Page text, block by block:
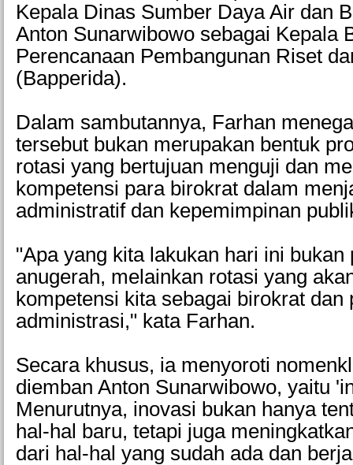
Kepala Dinas Sumber Daya Air dan
Anton Sunarwibowo sebagai Kepala
Perencanaan Pembangunan Riset
(Bapperida).
Dalam sambutannya, Farhan
tersebut bukan merupakan bentuk
rotasi yang bertujuan menguji dan
kompetensi para birokrat dalam
administratif dan kepemimpinan
"Apa yang kita lakukan hari ini bukan
anugerah, melainkan rotasi yang
kompetensi kita sebagai birokrat dan
administrasi," kata Farhan.
Secara khusus, ia menyoroti
diemban Anton Sunarwibowo, yaitu
Menurutnya, inovasi bukan hanya
hal-hal baru, tetapi juga
dari hal-hal yang sudah ada dan